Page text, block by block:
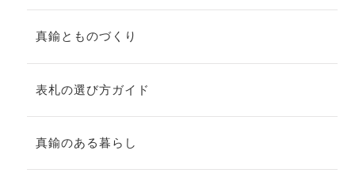
真鍮とものづくり
表札の選び方ガイド
真鍮のある暮らし